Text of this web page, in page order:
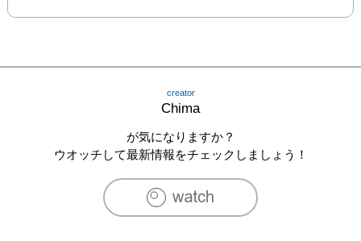
creator
Chima
が気になりますか？
ウオッチして最新情報をチェックしましょう！